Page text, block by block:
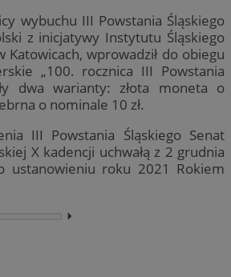
wybuchu III Powstania Śląskiego
z inicjatywy Instytutu Śląskiego
Katowicach, wprowadził do obiegu
„100. rocznica III Powstania
dwa warianty: złota moneta o
o nominale 10 zł.
III Powstania Śląskiego Senat
X kadencji uchwałą z 2 grudnia
ustanowieniu roku 2021 Rokiem
⏵︎